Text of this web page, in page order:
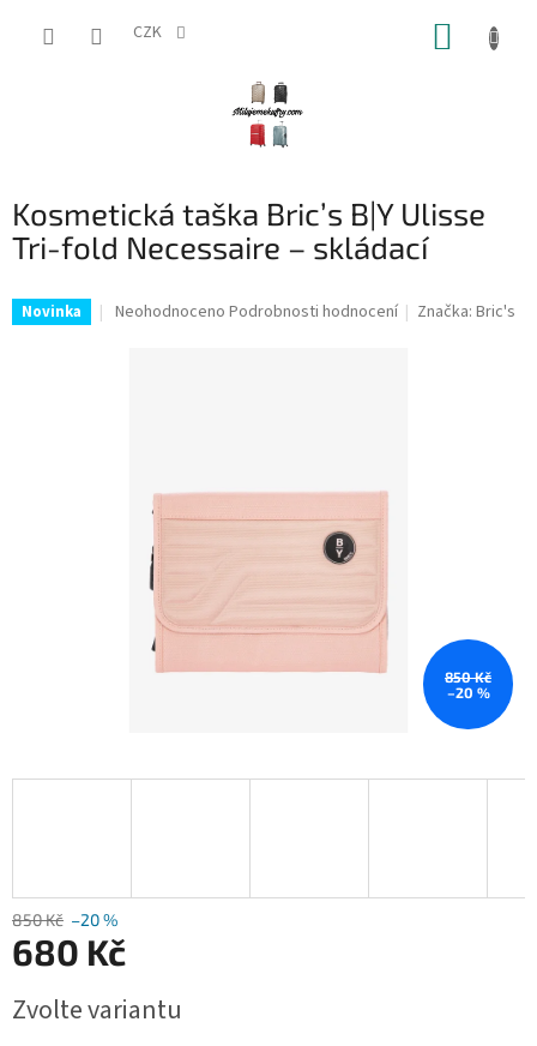
CZK
Kosmetická taška Bric’s B|Y Ulisse
Tri-fold Necessaire – skládací
Novinka
Průměrné
Neohodnoceno Podrobnosti hodnocení Značka:Bric's
850 Kč
–20 %
850 Kč –20 %
680 Kč
cena:
Zvolte variantu